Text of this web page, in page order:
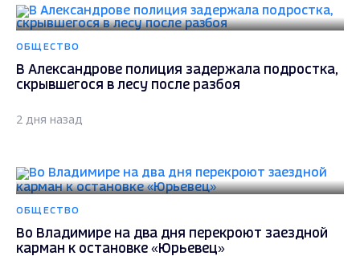
ОБЩЕСТВО
В Александрове полиция задержала подростка,
скрывшегося в лесу после разбоя
2 дня назад
ОБЩЕСТВО
Во Владимире на два дня перекроют заездной
карман к остановке «Юрьевец»